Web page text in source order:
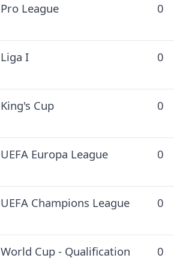
Pro League 0
Liga I 0
King's Cup 0
UEFA Europa League 0
UEFA Champions League 0
World Cup - Qualification
0